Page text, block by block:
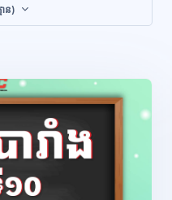
ាន)